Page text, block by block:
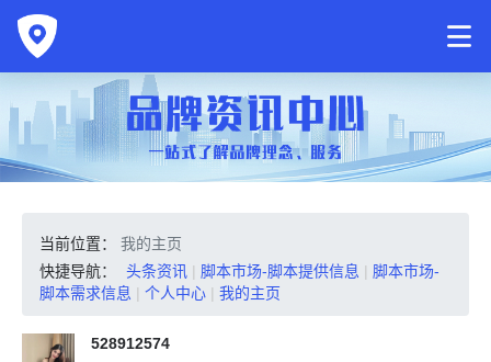
当前位置： 我的主页
快捷导航：
头条资讯 | 脚本市场-脚本提供信息 | 脚本市场-
脚本需求信息 | 个人中心 | 我的主页
528912574